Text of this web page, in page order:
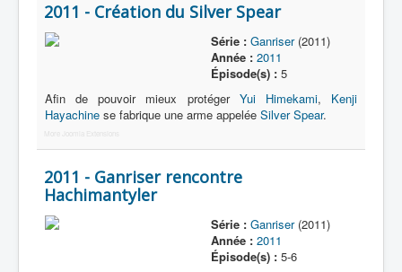
2011 - Création du Silver Spear
Série : Ganriser(2011)
Année : 2011
Épisode(s) : 5
Afin de pouvoir mieux protéger Yui Himekami, Kenji
Hayachine se fabrique une arme appelée Silver Spear.
More Joomla Extensions
2011 - Ganriser rencontre
Hachimantyler
Série : Ganriser(2011)
Année : 2011
Épisode(s) : 5-6